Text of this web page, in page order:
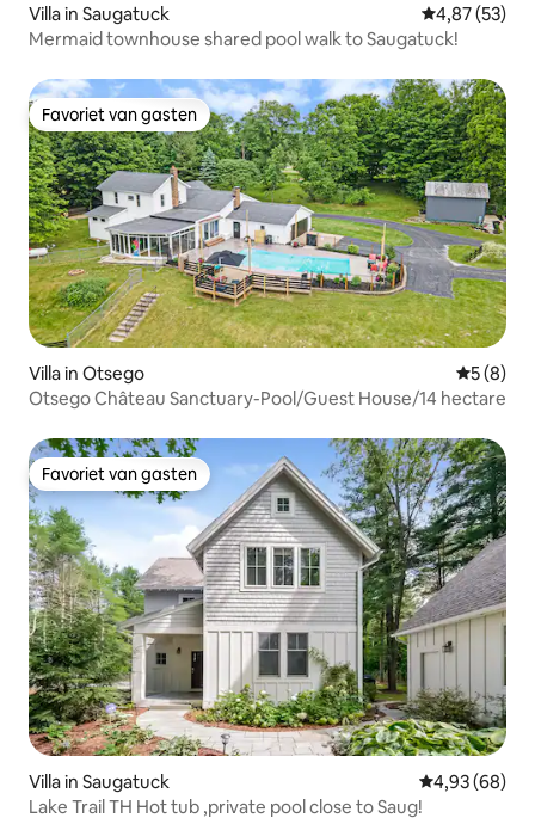
Villa in Saugatuck Gemiddelde
4,87 (53)
Mermaid townhouse shared pool walk to Saugatuck!
Favoriet van gasten
Favoriet van gasten
Villa in Otsego
5 (8)
Otsego Château Sanctuary-Pool/Guest House/14 hectare
Favoriet van gasten
Favoriet van gasten
Villa in Saugatuck Gemiddelde
4,93 (68)
Lake Trail TH Hot tub ,private pool close to Saug!